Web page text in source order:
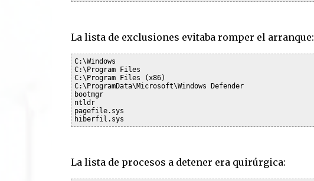
La lista de exclusiones evitaba romper el arranque:
C:\Windows
C:\Program Files
C:\Program Files (x86)
C:\ProgramData\Microsoft\Windows Defender
bootmgr
ntldr
pagefile.sys
La lista de procesos a detener era quirúrgica: